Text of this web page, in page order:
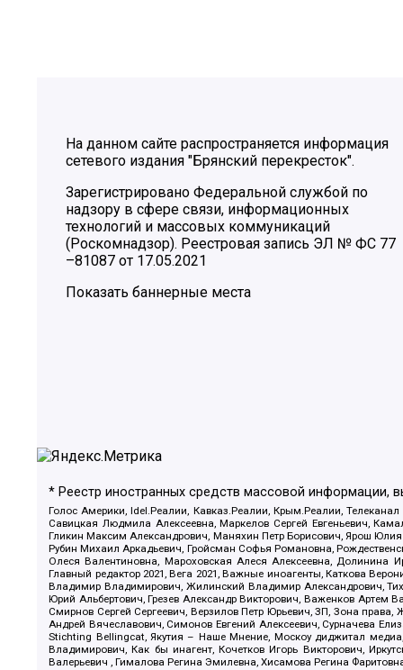
На данном сайте распространяется информация
сетевого издания "Брянский перекресток".
Зарегистрировано Федеральной службой по
надзору в сфере связи, информационных
технологий и массовых коммуникаций
(Роскомнадзор). Реестровая запись ЭЛ № ФС 77
–81087 от 17.05.2021
Показать баннерные места
* Реестр иностранных средств массовой информации,
Голос Америки, Idel.Реалии, Кавказ.Реалии, Крым.Реалии,
Савицкая Людмила Алексеевна, Маркелов Сергей Евгеньевич,
Гликин Максим Александрович, Маняхин Петр Борисович, Ярош
Рубин Михаил Аркадьевич, Гройсман Софья Романовна,
Олеся Валентиновна, Мароховская Алеся Алексеевна,
Главный редактор 2021, Вега 2021, Важные иноагенты, Каткова
Владимир Владимирович, Жилинский Владимир Александрович,
Юрий Альбертович, Грезев Александр Викторович, Важенков Артем
Смирнов Сергей Сергеевич, Верзилов Петр Юрьевич, ЗП, Зона
Андрей Вячеславович, Симонов Евгений Алексеевич, Сурначева
Stichting Bellingcat, Якутия – Наше Мнение, Москоу диджитал
Владимирович, Как бы инагент, Кочетков Игорь Викторович,
Валерьевич , Гималова Регина Эмилевна, Хисамова Регина